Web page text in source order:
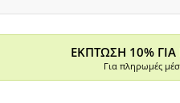
ΕΚΠΤΩΣΗ 10%
Για πληρωμές